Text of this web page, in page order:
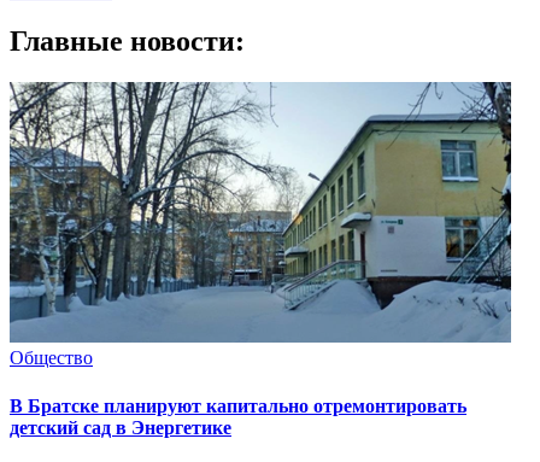
Главные новости:
Общество
В Братске планируют капитально отремонтировать
детский сад в Энергетике